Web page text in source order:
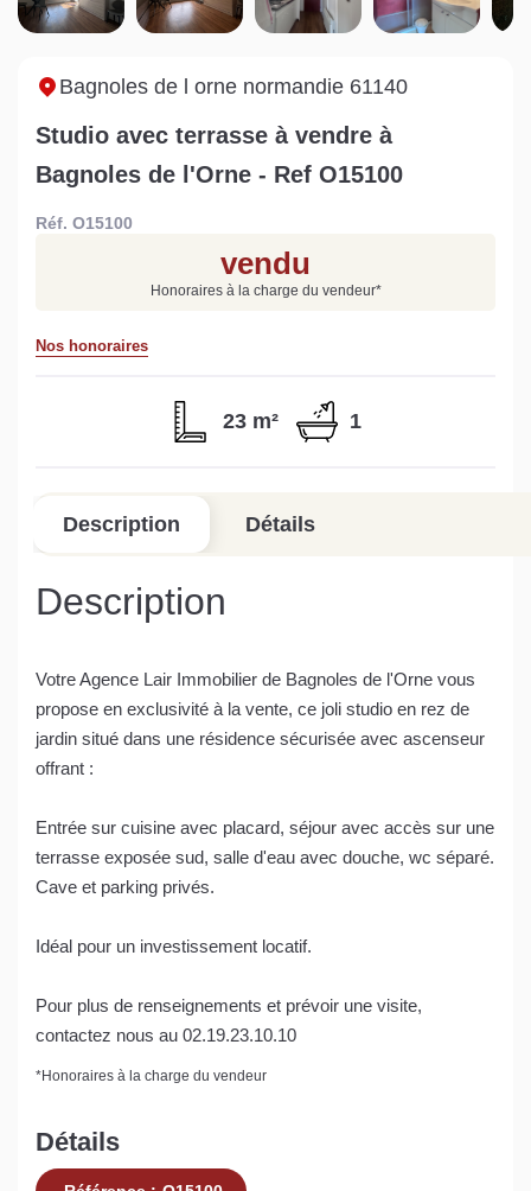
Sarthe pour booster sa
vente
quelles sont les
conséquences ?
Estimez votre bien en ligne.
en quelques clics.
Bagnoles de l orne normandie 61140
Studio avec terrasse à vendre à
Bagnoles de l'Orne - Ref O15100
Réf. O15100
vendu
Honoraires à la charge du vendeur*
Nos honoraires
23 m² 1
Description Détails
Description
Votre Agence Lair Immobilier de Bagnoles de l'Orne vous
propose en exclusivité à la vente, ce joli studio en rez de
jardin situé dans une résidence sécurisée avec ascenseur
offrant :
Entrée sur cuisine avec placard, séjour avec accès sur une
terrasse exposée sud, salle d'eau avec douche, wc séparé.
Cave et parking privés.
Idéal pour un investissement locatif.
Pour plus de renseignements et prévoir une visite,
contactez nous au 02.19.23.10.10
*Honoraires à la charge du vendeur
Détails